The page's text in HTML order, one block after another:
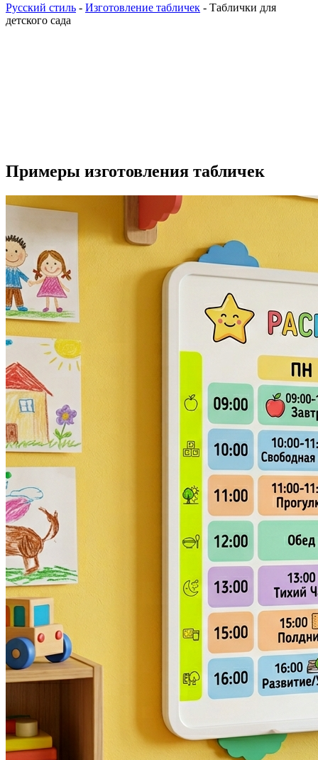
Русский стиль - Изготовление табличек - Таблички для
детского сада
Примеры изготовления табличек